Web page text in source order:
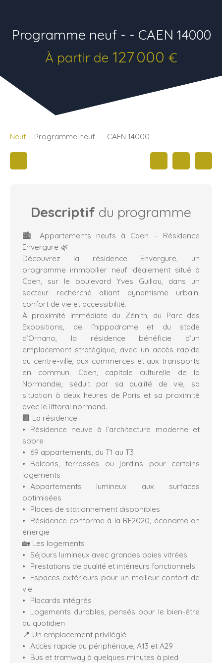
Programme neuf - - CAEN 14000
À partir de 127 000 €
Neuf Programme neuf - - CAEN 14000
Descriptif du programme
🏙️ Appartements neufs à Caen – Résidence
Envergure 🌿
Découvrez la résidence Envergure, un
programme immobilier neuf idéalement situé à
Caen, sur le boulevard Yves Guillou, dans un
secteur recherché alliant dynamisme urbain,
confort de vie et accessibilité.
À proximité immédiate du Zénith, du Parc des
Expositions, de l’hippodrome et du stade
d’Ornano, la résidence bénéficie d’un
emplacement stratégique, avec un accès rapide
au centre-ville, aux commerces et aux transports
en commun. Caen, capitale culturelle de la
Normandie, séduit par sa qualité de vie, sa
situation à deux heures de Paris et sa proximité
avec le littoral normand.
🏢 La résidence
Résidence neuve à l’architecture moderne et
sobre
69 appartements, du T1 au T3
Balcons, terrasses ou jardins pour certains
logements
Appartements lumineux aux surfaces
optimisées
Places de stationnement disponibles
Résidence conforme à la RE2020, économe en
énergie
🏡 Les logements
Séjours lumineux avec grandes baies vitrées
Prestations de qualité et intérieurs fonctionnels
Espaces extérieurs pour un meilleur confort de
vie
Placards intégrés
Logements durables, pensés pour le bien-être
au quotidien
📍 Un emplacement privilégié
Accès rapide au périphérique, A13 et A29
Bus et tramway à quelques minutes à pied